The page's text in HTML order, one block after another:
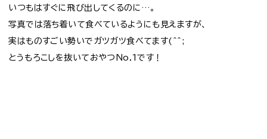
いつもはすぐに飛び出してくるのに…。
写真では落ち着いて食べているようにも見えますが、
実はものすごい勢いでガツガツ食べてます(^^;
とうもろこしを抜いておやつNo.1です！